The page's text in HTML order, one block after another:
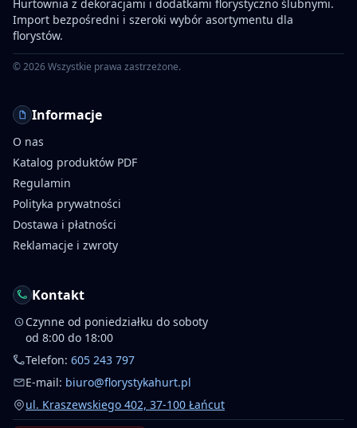
Hurtownia z dekoracjami i dodatkami florystyczno ślubnymi.
Import bezpośredni i szeroki wybór asortymentu dla
florystów.
©2026Wszystkie prawa zastrzeżone.
Informacje
O nas
Katalog produktów PDF
Regulamin
Polityka prywatności
Dostawa i płatności
Reklamacje i zwroty
Kontakt
Czynne od poniedziałku do soboty
od 8:00 do 18:00
Telefon: 605 243 797
E-mail: biuro@florystykahurt.pl
ul. Kraszewskiego 402, 37-100 Łańcut